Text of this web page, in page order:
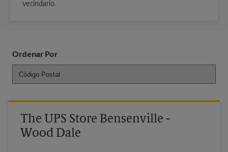
vecindario.
Ordenar Por
The UPS Store Bensenville -
Wood Dale